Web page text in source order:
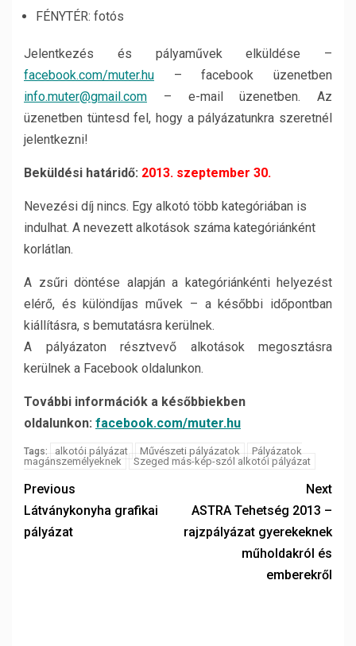
FÉNYTÉR: fotós
Jelentkezés és pályaművek elküldése –
facebook.com/muter.hu – facebook üzenetben
info.muter@gmail.com – e-mail üzenetben. Az
üzenetben tüntesd fel, hogy a pályázatunkra szeretnél
jelentkezni!
Beküldési határidő: 2013. szeptember 30.
Nevezési díj nincs. Egy alkotó több kategóriában is
indulhat. A nevezett alkotások száma kategóriánként
korlátlan.
A zsűri döntése alapján a kategóriánkénti helyezést
elérő, és különdíjas művek – a későbbi időpontban
kiállításra, s bemutatásra kerülnek.
A pályázaton résztvevő alkotások megosztásra
kerülnek a Facebook oldalunkon.
További információk a későbbiekben
oldalunkon: facebook.com/muter.hu
Tags: alkotói pályázat Művészeti pályázatok
Pályázatok
magánszemélyeknek
Szeged más-kép-szól alkotói pályázat
Previous
Látványkonyha grafikai
pályázat
Next
ASTRA Tehetség 2013 –
rajzpályázat gyerekeknek
műholdakról és
emberekről